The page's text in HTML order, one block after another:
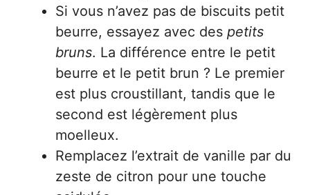
Si vous n’avez pas de biscuits petit
beurre, essayez avec des petits
bruns. La différence entre le petit
beurre et le petit brun ? Le premier
est plus croustillant, tandis que le
second est légèrement plus
moelleux.
Remplacez l’extrait de vanille par du
zeste de citron pour une touche